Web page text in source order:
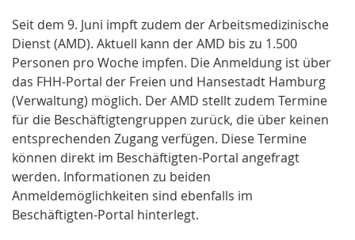
Seit dem 9. Juni impft zudem der Arbeitsmedizinische
Dienst (AMD). Aktuell kann der AMD bis zu 1.500
Personen pro Woche impfen. Die Anmeldung ist über
das FHH-Portal der Freien und Hansestadt Hamburg
(Verwaltung) möglich. Der AMD stellt zudem Termine
für die Beschäftigtengruppen zurück, die über keinen
entsprechenden Zugang verfügen. Diese Termine
können direkt im Beschäftigten-Portal angefragt
werden. Informationen zu beiden
Anmeldemöglichkeiten sind ebenfalls im
Beschäftigten-Portal hinterlegt.